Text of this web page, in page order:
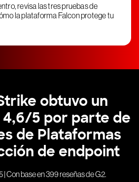
revisa las tres pruebas de
la plataforma Falcon protege tu
obtuvo un
4,6/5 por parte de
de Plataformas
de endpoint
| Con base en 399 reseñas de G2.